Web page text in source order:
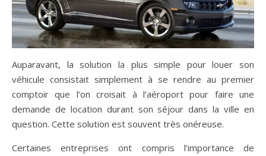
Auparavant, la solution la plus simple pour louer son
véhicule consistait simplement à se rendre au premier
comptoir que l’on croisait à l’aéroport pour faire une
demande de location durant son séjour dans la ville en
question. Cette solution est souvent très onéreuse.
Certaines entreprises ont compris l’importance de